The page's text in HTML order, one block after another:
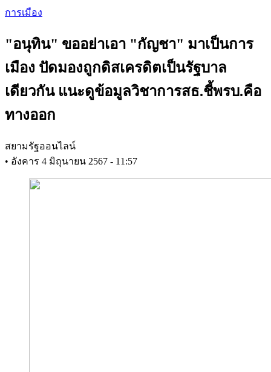
Skip
content
การเมือง
"อนุทิน" ขออย่าเอา "กัญชา" มาเป็นการ
เมือง ปัดมองถูกดิสเครดิตเป็นรัฐบาล
เดียวกัน แนะดูข้อมูลวิชาการสธ.ชี้พรบ.คือ
ทางออก
สยามรัฐออนไลน์
• อังคาร 4 มิถุนายน 2567 - 11:57